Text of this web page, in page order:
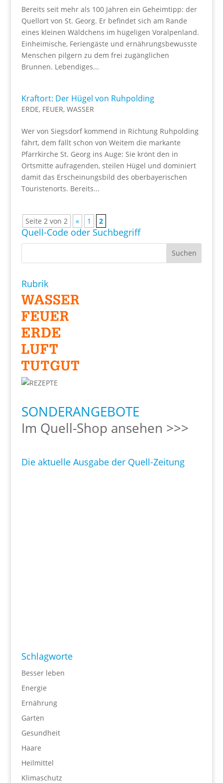
Bereits seit mehr als 100 Jahren ein Geheimtipp: der
Quellort von St. Georg. Er befindet sich am Rande
eines kleinen Wäldchens im hügeligen Voralpenland.
Einheimische, Feriengäste und ernährungsbewusste
Menschen pilgern zu dem frei zugänglichen
Brunnen. Lebendiges...
Kraftort: Der Hügel von Ruhpolding
ERDE, FEUER, WASSER
Wer von Siegsdorf kommend in Richtung Ruhpolding
fährt, dem fällt schon von Weitem die markante
Pfarrkirche St. Georg ins Auge: Sie krönt den in
Ortsmitte aufragenden, steilen Hügel und dominiert
damit das Erscheinungsbild des oberbayerischen
Touristenorts. Bereits...
Seite 2 von 2 « 1 2
Quell-Code oder Suchbegriff
Rubrik
SONDERANGEBOTE
Im Quell-Shop ansehen >>>
Die aktuelle Ausgabe der Quell-Zeitung
Schlagworte
Besser leben
Energie
Ernährung
Garten
Gesundheit
Haare
Heilmittel
Klimaschutz